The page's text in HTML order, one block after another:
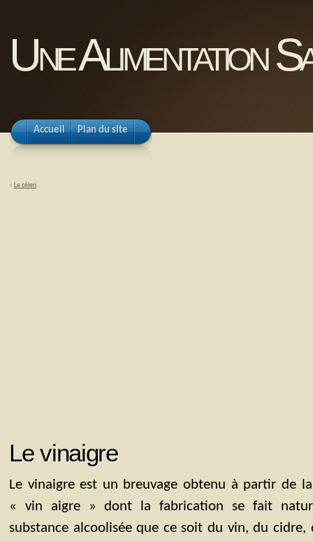
Une Alimentation
Accueil Plan du site
« Le céleri
Le vinaigre
Le vinaigre est un breuvage obtenu à partir de
« vin aigre » dont la fabrication se fait
substance alcoolisée que ce soit du vin, du cidre,